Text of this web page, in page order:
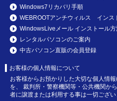
Windows7リカバリ手順
WEBROOTアンチウィルス インス
WindowsLiveメール インストール方
レンタルパソコンのご案内
中古パソコン直販の会員登録
お客様の個人情報について
お客様からお預かりした大切な個人情
を、 裁判所・警察機関等・公共機関か
者に譲渡または利用する事は一切ござい